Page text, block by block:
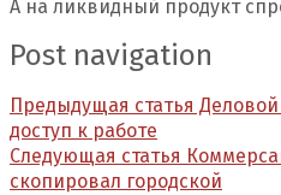
А на ликвидный продукт
Post navigation
Предыдущая статья
доступ к работе
Следующая статья
скопировал городской